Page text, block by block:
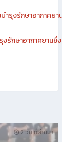
Robot
Robot
รุงรักษาอากาศยาน